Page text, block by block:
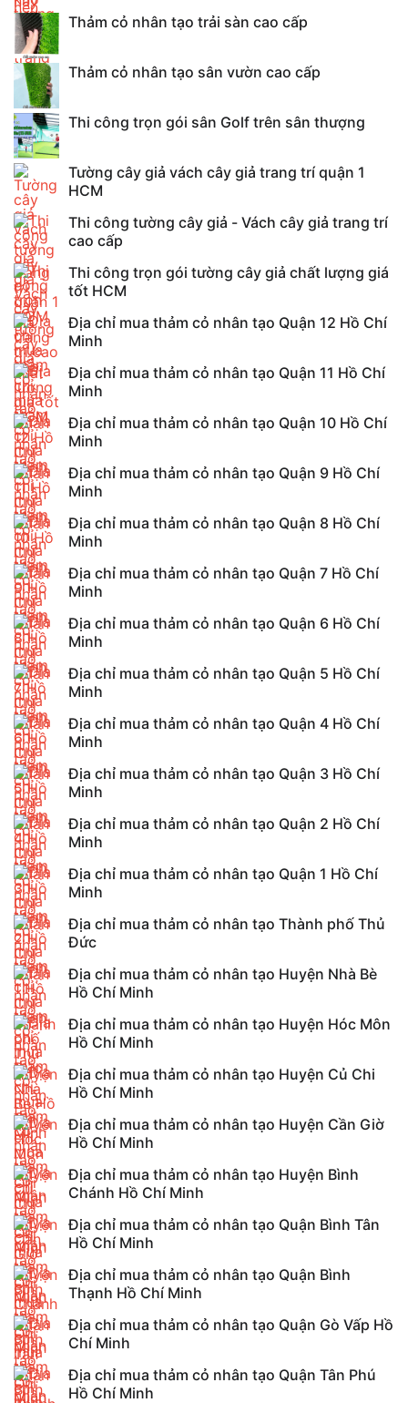
Thảm cỏ nhân tạo trải sàn cao cấp
Thảm cỏ nhân tạo sân vườn cao cấp
Thi công trọn gói sân Golf trên sân thượng
Tường cây giả vách cây giả trang trí quận 1
HCM
Thi công tường cây giả - Vách cây giả trang trí
cao cấp
Thi công trọn gói tường cây giả chất lượng giá
tốt HCM
Địa chỉ mua thảm cỏ nhân tạo Quận 12 Hồ Chí
Minh
Địa chỉ mua thảm cỏ nhân tạo Quận 11 Hồ Chí
Minh
Địa chỉ mua thảm cỏ nhân tạo Quận 10 Hồ Chí
Minh
Địa chỉ mua thảm cỏ nhân tạo Quận 9 Hồ Chí
Minh
Địa chỉ mua thảm cỏ nhân tạo Quận 8 Hồ Chí
Minh
Địa chỉ mua thảm cỏ nhân tạo Quận 7 Hồ Chí
Minh
Địa chỉ mua thảm cỏ nhân tạo Quận 6 Hồ Chí
Minh
Địa chỉ mua thảm cỏ nhân tạo Quận 5 Hồ Chí
Minh
Địa chỉ mua thảm cỏ nhân tạo Quận 4 Hồ Chí
Minh
Địa chỉ mua thảm cỏ nhân tạo Quận 3 Hồ Chí
Minh
Địa chỉ mua thảm cỏ nhân tạo Quận 2 Hồ Chí
Minh
Địa chỉ mua thảm cỏ nhân tạo Quận 1 Hồ Chí
Minh
Địa chỉ mua thảm cỏ nhân tạo Thành phố Thủ
Đức
Địa chỉ mua thảm cỏ nhân tạo Huyện Nhà Bè
Hồ Chí Minh
Địa chỉ mua thảm cỏ nhân tạo Huyện Hóc Môn
Hồ Chí Minh
Địa chỉ mua thảm cỏ nhân tạo Huyện Củ Chi
Hồ Chí Minh
Địa chỉ mua thảm cỏ nhân tạo Huyện Cần Giờ
Hồ Chí Minh
Địa chỉ mua thảm cỏ nhân tạo Huyện Bình
Chánh Hồ Chí Minh
Địa chỉ mua thảm cỏ nhân tạo Quận Bình Tân
Hồ Chí Minh
Địa chỉ mua thảm cỏ nhân tạo Quận Bình
Thạnh Hồ Chí Minh
Địa chỉ mua thảm cỏ nhân tạo Quận Gò Vấp Hồ
Chí Minh
Địa chỉ mua thảm cỏ nhân tạo Quận Tân Phú
Hồ Chí Minh